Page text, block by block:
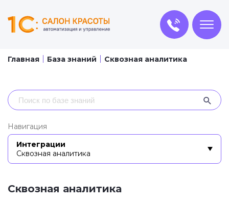
Главная База знаний Сквозная аналитика
Навигация
Интеграции
Сквозная аналитика
Сквозная аналитика